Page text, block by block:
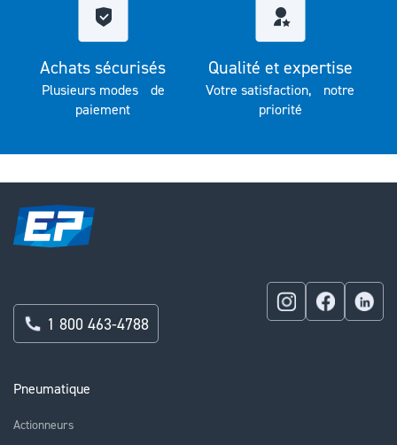
Achats sécurisés
Plusieurs modes de
paiement
Qualité et expertise
Votre satisfaction, notre
priorité
Pneumatique
Actionneurs
1 800 463-4788